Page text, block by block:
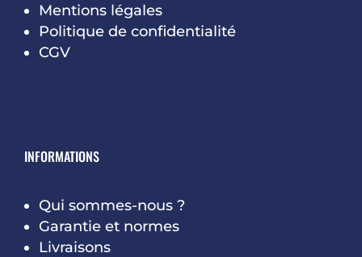
Mentions légales
Politique de confidentialité
CGV
INFORMATIONS
Qui sommes-nous ?
Garantie et normes
Livraisons